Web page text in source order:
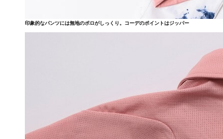
印象的なパンツには無地のポロがしっくり。コーデのポイントはジッパー